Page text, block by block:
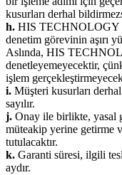
kusurları derhal
h. HIS TECHNOLOGY
denetim görevinin aşırı
Aslında, HIS
denetleyemeyecektir,
işlem
i. Müşteri kusurları
sayılır.
j. Onay ile birlikte, yasal
müteakip yerine getirme
tutulacaktır.
k. Garanti süresi, ilgili
aydır.